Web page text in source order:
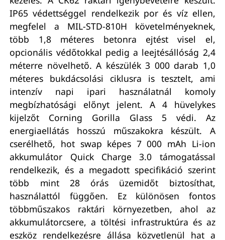
IP65 védettséggel rendelkezik por és víz ellen,
megfelel a MIL-STD-810H követelményeknek,
több 1,8 méteres betonra ejtést visel el,
opcionális védőtokkal pedig a leejtésállóság 2,4
méterre növelhető. A készülék 3 000 darab 1,0
méteres bukdácsolási ciklusra is tesztelt, ami
intenzív napi ipari használatnál komoly
megbízhatósági előnyt jelent. A 4 hüvelykes
kijelzőt Corning Gorilla Glass 5 védi. Az
energiaellátás hosszú műszakokra készült. A
cserélhető, hot swap képes 7 000 mAh Li-ion
akkumulátor Quick Charge 3.0 támogatással
rendelkezik, és a megadott specifikáció szerint
több mint 28 órás üzemidőt biztosíthat,
használattól függően. Ez különösen fontos
többműszakos raktári környezetben, ahol az
akkumulátorcsere, a töltési infrastruktúra és az
eszköz rendelkezésre állása közvetlenül hat a